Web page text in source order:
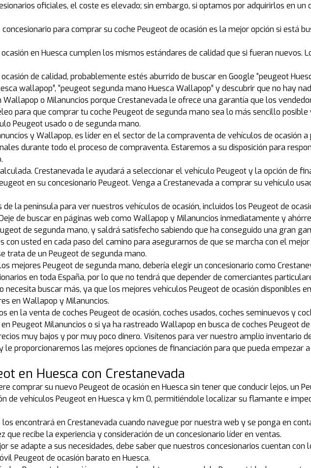
oficiales, el coste es elevado; sin embargo, si optamos por adquirirlos en un
para comprar su coche Peugeot de ocasión es la mejor opción si está
en Huesca cumplen los mismos estándares de calidad que si fueran nuevos.
de calidad, probablemente estés aburrido de buscar en Google “peugeot
wallapop”, “peugeot segunda mano Huesca Wallapop” y descubrir que no hay
o Milanuncios porque Crestanevada le ofrece una garantía que los
para que comprar tu coche Peugeot de segunda mano sea lo más sencillo
Peugeot usado o de segunda mano.
y Wallapop, es líder en el sector de la compraventa de vehículos de ocasión
durante todo el proceso de compraventa. Estaremos a su disposición para
Crestanevada le ayudará a seleccionar el vehículo Peugeot y la opción de
en su concesionario Peugeot. Venga a Crestanevada a comprar su vehículo
la península para ver nuestros vehículos de ocasión, incluidos los Peugeot de
de buscar en páginas web como Wallapop y Milanuncios inmediatamente y
de segunda mano, y saldrá satisfecho sabiendo que ha conseguido una gran
con usted en cada paso del camino para asegurarnos de que se marcha con el
trata de un Peugeot de segunda mano.
mejores Peugeot de segunda mano, debería elegir un concesionario como
en toda España, por lo que no tendrá que depender de comerciantes
necesita buscar más, ya que los mejores vehículos Peugeot de ocasión disponibles
en Wallapop y Milanuncios.
en la venta de coches Peugeot de ocasión, coches usados, coches seminuevos y
Peugeot Milanuncios o si ya ha rastreado Wallapop en busca de coches Peugeot
muy bajos y por muy poco dinero. Visítenos para ver nuestro amplio inventario
le proporcionaremos las mejores opciones de financiación para que pueda empezar
en Huesca con Crestanevada
comprar su nuevo Peugeot de ocasión en Huesca sin tener que conducir lejos, un
de vehículos Peugeot en Huesca y km 0, permitiéndole localizar su flamante e
encontrará en Crestanevada cuando navegue por nuestra web y se ponga en
recibe la experiencia y consideración de un concesionario líder en ventas.
se adapte a sus necesidades, debe saber que nuestros concesionarios cuentan
Peugeot de ocasión barato en Huesca.